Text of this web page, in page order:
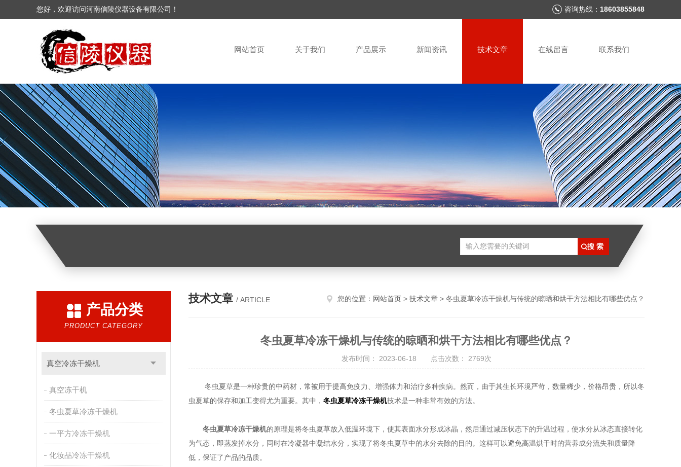
您好，欢迎访问河南信陵仪器设备有限公司！ 咨询热线： 18603855848
网站首页 关于我们 产品展示 新闻资讯 技术文章 在线留言 联系我们
产品分类
PRODUCT CATEGORY
真空冷冻干燥机
真空冻干机
冬虫夏草冷冻干燥机
一平方冷冻干燥机
化妆品冷冻干燥机
技术文章 / ARTICLE 您的位置： 网站首页 > 技术文章 > 冬虫夏草冷冻干燥机与传统的晾晒和烘干方法相比有哪些优点？
冬虫夏草冷冻干燥机与传统的晾晒和烘干方法相比有哪些优点？
发布时间： 2023-06-18 点击次数： 2769次
冬虫夏草是一种珍贵的中药材，常被用于提高免疫力、增强体力和治疗多种疾病。然而，由于其生长环境严苛，数量稀少，价格昂贵，所以冬
虫夏草的保存和加工变得尤为重要。其中， 冬虫夏草冷冻干燥机技术是一种非常有效的方法。
冬虫夏草冷冻干燥机的原理是将冬虫夏草放入低温环境下，使其表面水分形成冰晶，然后通过减压状态下的升温过程，使水分从冰态直接转化
为气态，即蒸发掉水分，同时在冷凝器中凝结水分，实现了将冬虫夏草中的水分去除的目的。这样可以避免高温烘干时的营养成分流失和质量降
低，保证了产品的品质。